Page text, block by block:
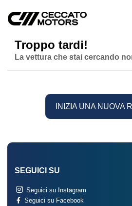
Troppo tardi!
La vettura che stai cercando
INIZIA UNA NUOVA
SEGUICI SU
Seguici su Instagram
Seguici su Facebook